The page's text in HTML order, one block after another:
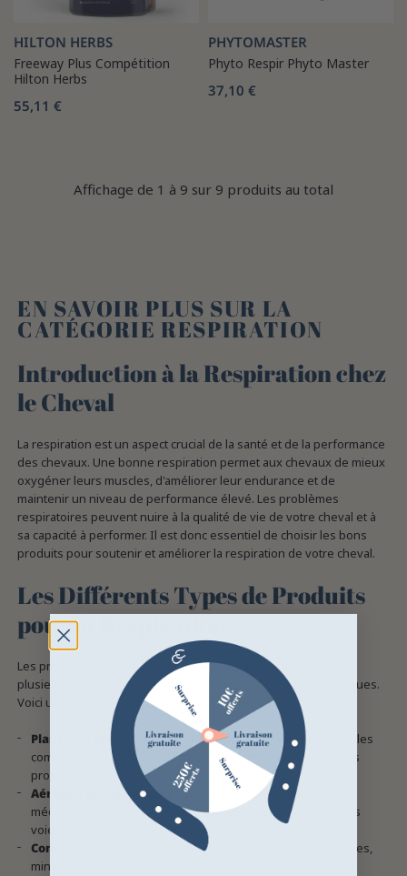
HILTON HERBS
Freeway Plus Compétition
Hilton Herbs
55,11 €
PHYTOMASTER
Phyto Respir Phyto Master
37,10 €
Affichage de 1 à 9 sur 9 produits au total
EN SAVOIR PLUS SUR LA
CATÉGORIE RESPIRATION
Introduction à la Respiration chez
le Cheval
La respiration est un aspect crucial de la santé et de la performance
des chevaux. Une bonne respiration permet aux chevaux de mieux
oxygéner leurs muscles, d'améliorer leur endurance et de
maintenir un niveau de performance élevé. Les problèmes
respiratoires peuvent nuire à la qualité de vie de votre cheval et à
sa capacité à performer. Il est donc essentiel de choisir les bons
produits pour soutenir et améliorer la respiration de votre cheval.
Les Différents Types de Produits
pour la Respiration
Les produits pour la respiration des chevaux se déclinent en
plusieurs catégories, chacune adaptée à des besoins spécifiques.
Voici un aperçu des principaux types de produits disponibles :
Plantes et Phytothérapie :
Utilisation de plantes médicinales
comme l'eucalyptus, la menthe poivrée et le thym pour leurs
propriétés apaisantes et décongestionnantes.
Aérosols et Inhalateurs :Solutions pour administrer des
médicaments ou des produits naturels directement dans les
voies respiratoires du cheval.
Compléments Alimentaires :Produits enrichis en vitamines,
minéraux et autres substances bénéfiques pour soutenir la